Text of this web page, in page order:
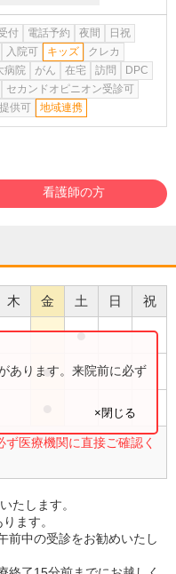
付 電話予約 夜間
日祝
入院可 キッズ
クレカ
病院 がん 在宅 訪問
DPC
セカンドオピニオン受診可
供可
地域連携
看護師の方
木 金 土 日 祝
●
●
医療機関に直接ご確認く
あります。来院前に必ず
×閉じる
たします。
ます。
前中の受診をお勧めいたし